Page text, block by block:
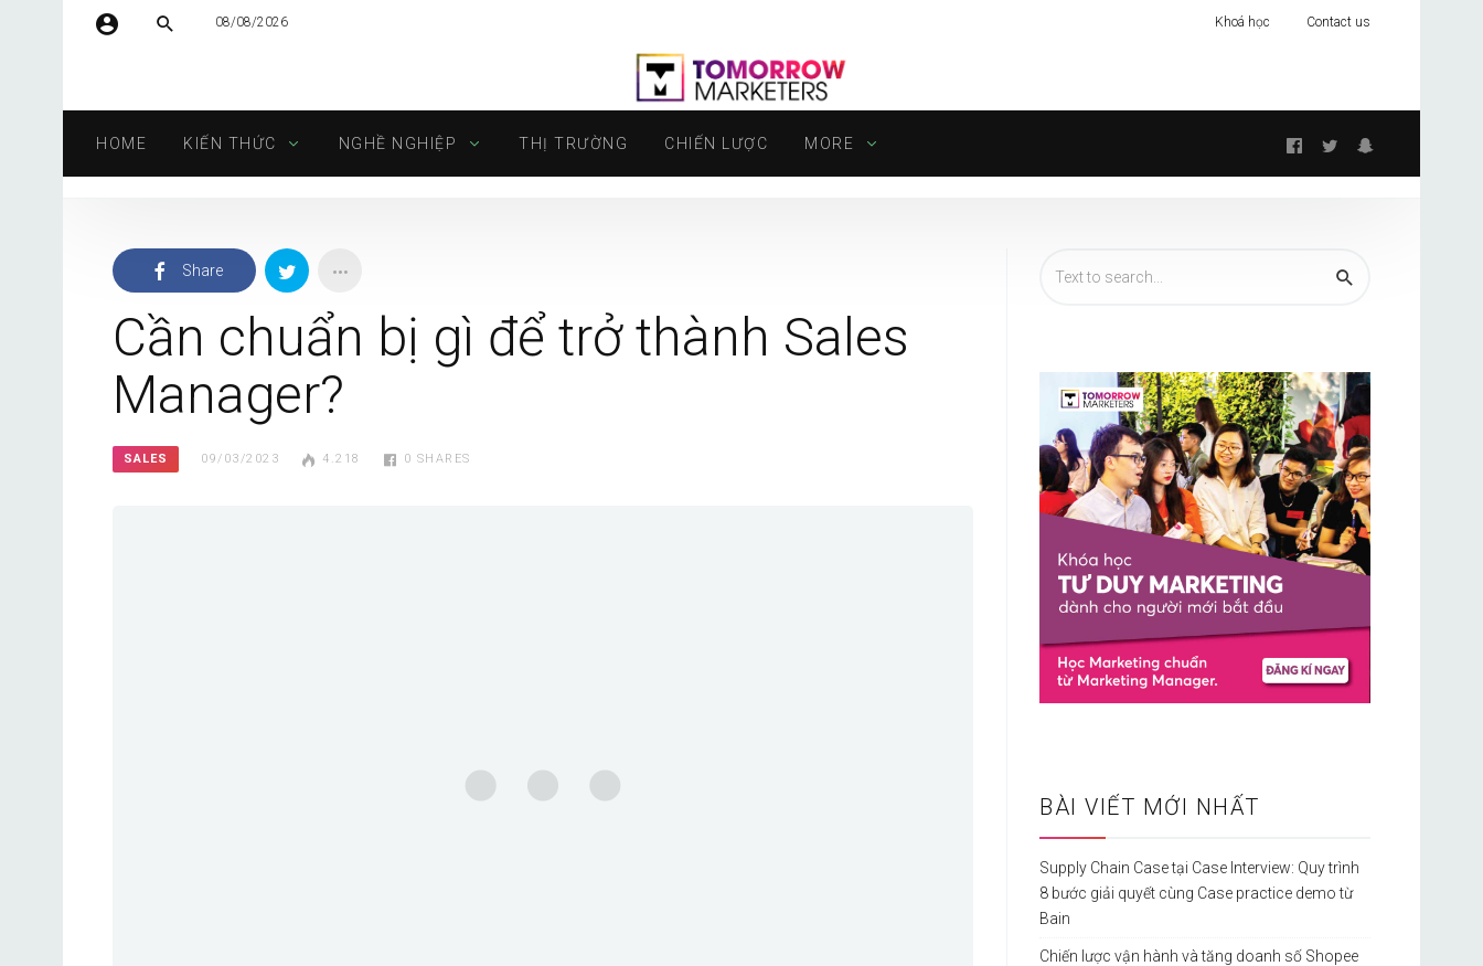
Mật khẩu
Tự động đăng nhập
08/08/2026 Khoá học Contact us
HOME KIẾN THỨC NGHỀ NGHIỆP THỊ TRƯỜNG CHIẾN LƯỢC MORE Follow
Share
Cần chuẩn bị gì để trở thành Sales
Manager?
SALES 09/03/2023 4.218 0 SHARES
BÀI VIẾT MỚI NHẤT
Supply Chain Case tại Case Interview: Quy trình
8 bước giải quyết cùng Case practice demo từ
Bain
Chiến lược vận hành và tăng doanh số Shopee